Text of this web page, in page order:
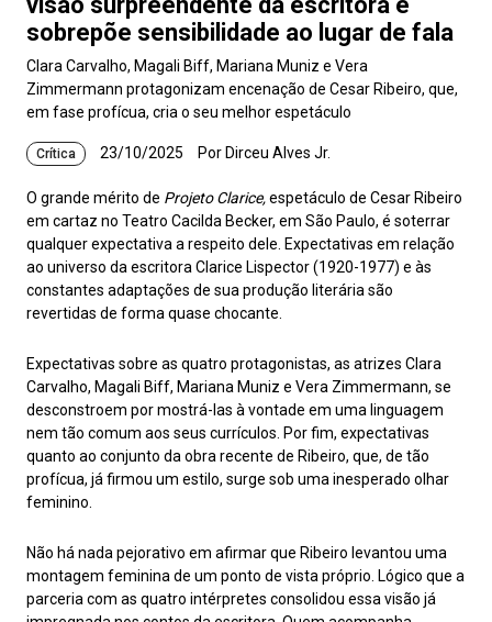
sobrepõe sensibilidade ao lugar de fala
Clara Carvalho, Magali Biff, Mariana Muniz e Vera
Zimmermann protagonizam encenação de Cesar Ribeiro, que,
em fase profícua, cria o seu melhor espetáculo
Crítica 23/10/2025 Por Dirceu Alves Jr.
O grande mérito de Projeto Clarice,espetáculo de Cesar Ribeiro
em cartaz no Teatro Cacilda Becker, em São Paulo, é soterrar
qualquer expectativa a respeito dele. Expectativas em relação
ao universo da escritora Clarice Lispector (1920-1977) e às
constantes adaptações de sua produção literária são
revertidas de forma quase chocante.
Expectativas sobre as quatro protagonistas, as atrizes Clara
Carvalho, Magali Biff, Mariana Muniz e Vera Zimmermann, se
desconstroem por mostrá-las à vontade em uma linguagem
nem tão comum aos seus currículos. Por fim, expectativas
quanto ao conjunto da obra recente de Ribeiro, que, de tão
profícua, já firmou um estilo, surge sob uma inesperado olhar
feminino.
Não há nada pejorativo em afirmar que Ribeiro levantou uma
montagem feminina de um ponto de vista próprio. Lógico que a
parceria com as quatro intérpretes consolidou essa visão já